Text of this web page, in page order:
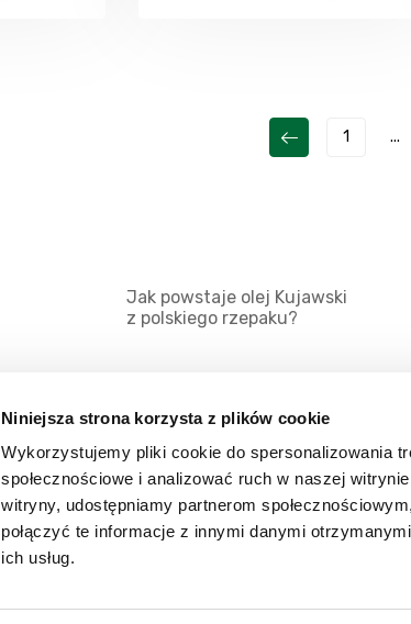
Niniejsza strona korzysta z plików cookie
Wykorzystujemy pliki cookie do spersonalizowania
społecznościowe i analizować ruch w naszej
witryny, udostępniamy partnerom
połączyć te informacje z innymi danymi
ich usług.
1 ...
Jak powstaje olej Kujawski
z polskiego rzepaku?
Mapa serwisu
Kanały RSS
Porady